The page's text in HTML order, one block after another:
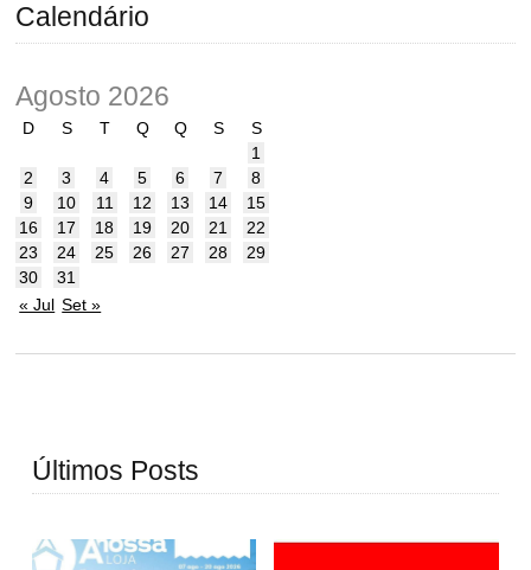
Calendário
Agosto 2026
D S T Q Q S
S
1
2
3 4 5 6 7
8
9
10 11 12 13 14
15
16
17 18 19 20 21
22
23
24 25 26 27 28
29
30
31
« Jul Set »
Últimos Posts